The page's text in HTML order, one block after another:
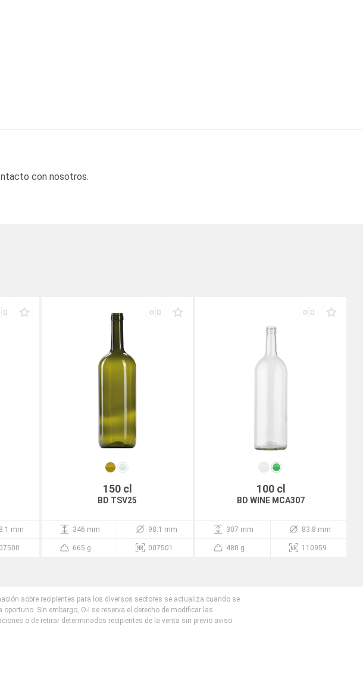
con nosotros.
mm
150 cl
BD TSV25
346 mm 98.1 mm
665 g 007501
100 cl
BD WINE MCA307
307 mm 83.8 mm
480 g 110959
sobre recipientes para los diversos sectores se actualiza cuando se
oportuno. Sin embargo, O-I se reserva el derecho de modificar las
o de retirar determinados recipientes de la venta sin previo aviso.